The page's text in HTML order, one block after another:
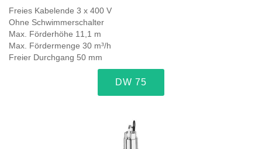
Freies Kabelende 3 x 400 V
Ohne Schwimmerschalter
Max. Förderhöhe 11,1 m
Max. Fördermenge 30 m³/h
Freier Durchgang 50 mm
DW 75